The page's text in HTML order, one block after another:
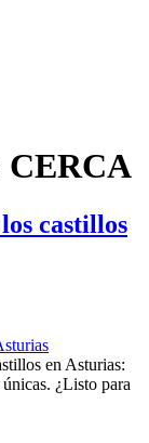
CERCA
castillos
en Asturias:
¿Listo para